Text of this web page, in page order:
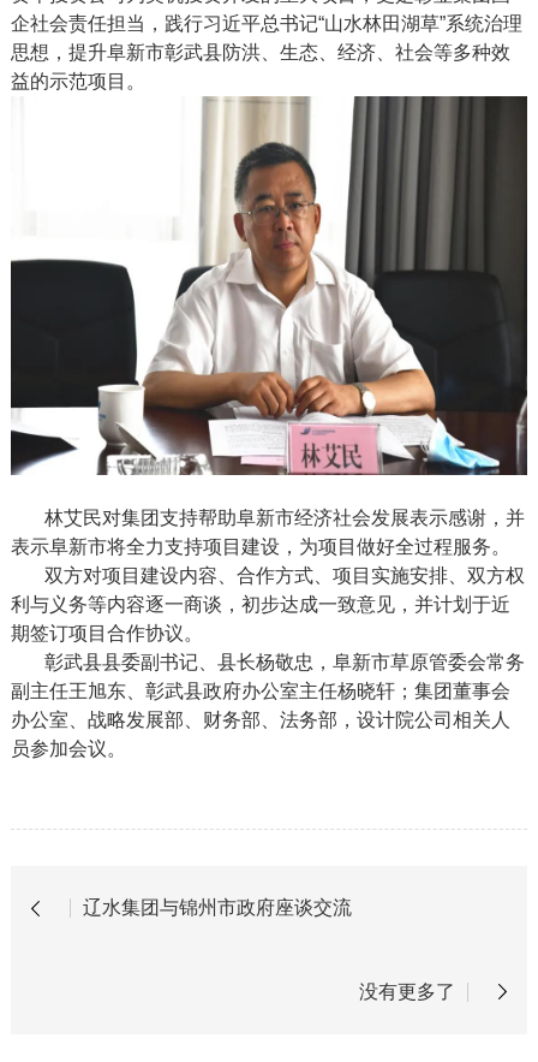
企社会责任担当，践行习近平总书记“山水林田湖草”系统治理
思想，提升阜新市彰武县防洪、生态、经济、社会等多种效
益的示范项目。
林艾民对集团支持帮助阜新市经济社会发展表示感谢，并
表示阜新市将全力支持项目建设，为项目做好全过程服务。
双方对项目建设内容、合作方式、项目实施安排、双方权
利与义务等内容逐一商谈，初步达成一致意见，并计划于近
期签订项目合作协议。
彰武县县委副书记、县长杨敬忠，阜新市草原管委会常务
副主任王旭东、彰武县政府办公室主任杨晓轩；集团董事会
办公室、战略发展部、财务部、法务部，设计院公司相关人
员参加会议。
辽水集团与锦州市政府座谈交流
没有更多了